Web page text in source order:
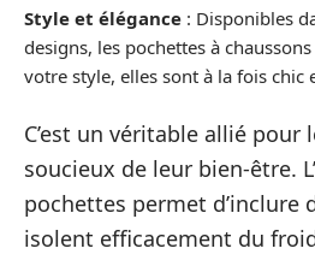
Style et élégance : Disponibles
designs, les pochettes à
votre style, elles sont à la fois chic
C’est un véritable allié pour
soucieux de leur bien-être.
pochettes permet d’inclure
isolent efficacement du